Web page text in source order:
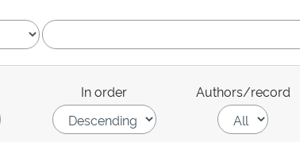
In order Authors/record